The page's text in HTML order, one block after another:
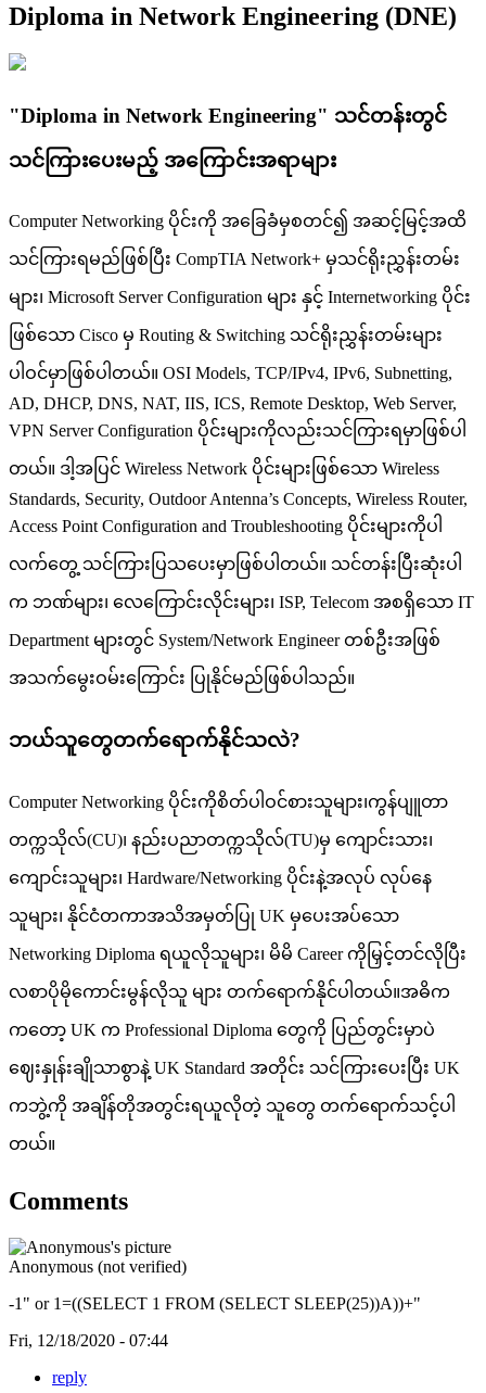
Diploma in Network Engineering (DNE)
"Diploma in Network Engineering" သင်တန်းတွင်
သင်ကြားပေးမည့် အကြောင်းအရာများ
Computer Networking ပိုင်းကို အခြေခံမှစတင်၍ အဆင့်မြင့်အထိ
သင်ကြားရမည်ဖြစ်ပြီး CompTIA Network+ မှသင်ရိုးညွှန်းတမ်း
များ၊ Microsoft Server Configuration များ နှင့် Internetworking ပိုင်း
ဖြစ်သော Cisco မှ Routing & Switching သင်ရိုးညွှန်းတမ်းများ
ပါဝင်မှာဖြစ်ပါတယ်။ OSI Models, TCP/IPv4, IPv6, Subnetting,
AD, DHCP, DNS, NAT, IIS, ICS, Remote Desktop, Web Server,
VPN Server Configuration ပိုင်းများကိုလည်းသင်ကြားရမှာဖြစ်ပါ
တယ်။ ဒါ့အပြင် Wireless Network ပိုင်းများဖြစ်သော Wireless
Standards, Security, Outdoor Antenna’s Concepts, Wireless Router,
Access Point Configuration and Troubleshooting ပိုင်းများကိုပါ
လက်တွေ့ သင်ကြားပြသပေးမှာဖြစ်ပါတယ်။ သင်တန်းပြီးဆုံးပါ
က ဘဏ်များ၊ လေကြောင်းလိုင်းများ၊ ISP, Telecom အစရှိသော IT
Department များတွင် System/Network Engineer တစ်ဦးအဖြစ်
အသက်မွေးဝမ်းကြောင်း ပြုနိုင်မည်ဖြစ်ပါသည်။
ဘယ်သူတွေတက်ရောက်နိုင်သလဲ?
Computer Networking ပိုင်းကိုစိတ်ပါဝင်စားသူများ၊ကွန်ပျူတာ
တက္ကသိုလ်(CU)၊ နည်းပညာတက္ကသိုလ်(TU)မှ ကျောင်းသား၊
ကျောင်းသူများ၊ Hardware/Networking ပိုင်းနဲ့အလုပ် လုပ်နေ
သူများ၊ နိုင်ငံတကာအသိအမှတ်ပြု UK မှပေးအပ်သော
Networking Diploma ရယူလိုသူများ၊ မိမိ Career ကိုမြှင့်တင်လိုပြီး
လစာပိုမိုကောင်းမွန်လိုသူ များ တက်ရောက်နိုင်ပါတယ်။အဓိက
ကတော့ UK က Professional Diploma တွေကို ပြည်တွင်းမှာပဲ
ဈေးနှုန်းချိုသာစွာနဲ့ UK Standard အတိုင်း သင်ကြားပေးပြီး UK
ကဘွဲ့ကို အချိန်တိုအတွင်းရယူလိုတဲ့ သူတွေ တက်ရောက်သင့်ပါ
တယ်။
Comments
Anonymous (not verified)
-1" or 1=((SELECT 1 FROM (SELECT SLEEP(25))A))+"
Fri, 12/18/2020 - 07:44
reply